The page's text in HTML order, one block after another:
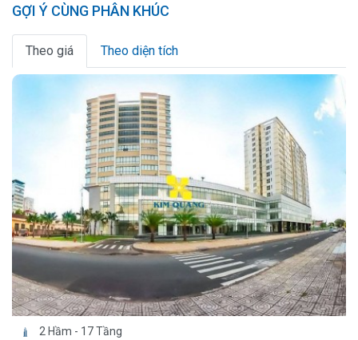
GỢI Ý CÙNG PHÂN KHÚC
Theo giá Theo diện tích
2 Hầm - 17 Tầng